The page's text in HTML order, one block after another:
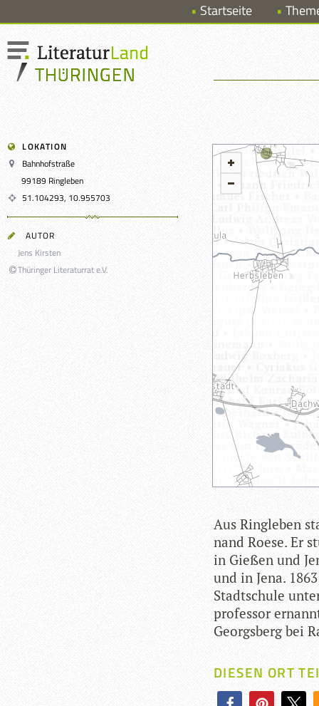
Startseite
LOKATION
Bahnhofstraße
99189 Ringleben
51.104293, 10.955703
AUTOR
Jens Kirsten
Thüringer Literaturrat e.V.
Aus Ring­le­ben
nand Roese. Er
in Gie­ßen und
und in Jena.
Stadt­schule
pro­fes­sor
Georgs­berg bei
DIESEN ORT